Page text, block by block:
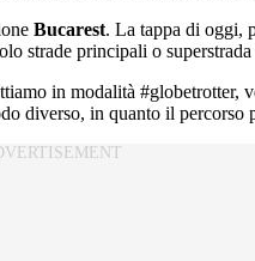
Bucarest. La tappa di oggi,
strade principali o
in modalità #globetrotter,
diverso, in quanto il percorso